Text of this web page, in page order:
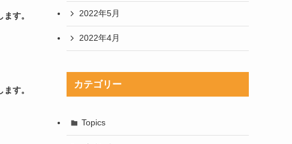
す。
す。
2022年5月
2022年4月
カテゴリー
Topics